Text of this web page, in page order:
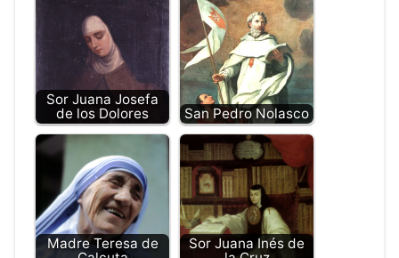
Sor Juana Josefa
de los Dolores
San Pedro Nolasco
Madre Teresa de
Sor Juana Inés de